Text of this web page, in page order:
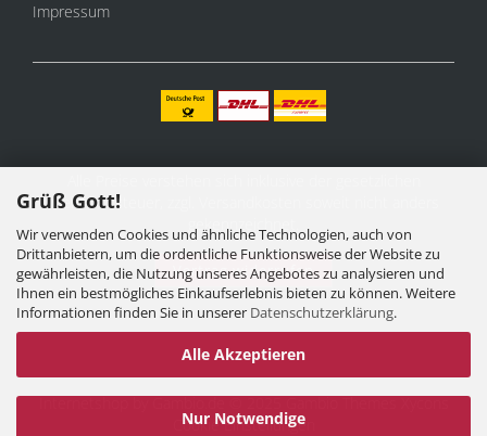
Grüß Gott!
Wir verwenden Cookies und ähnliche Technologien, auch von
Drittanbietern, um die ordentliche Funktionsweise der Website zu
gewährleisten, die Nutzung unseres Angebotes zu analysieren und
Ihnen ein bestmögliches Einkaufserlebnis bieten zu können. Weitere
Informationen finden Sie in unserer Datenschutzerklärung.
Alle Akzeptieren
Nur Notwendige
Impressum
Mehrwertsteuer, zzgl.
gekennzeichnet.
Vertrag widerrufen
Cookie Einstellungen